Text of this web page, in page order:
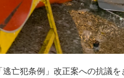
亡犯条例」改正案への抗議を